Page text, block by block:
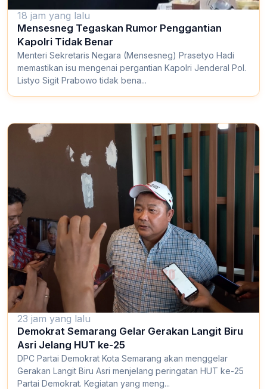
18 jam yang lalu
Mensesneg Tegaskan Rumor Penggantian
Kapolri Tidak Benar
Menteri Sekretaris Negara (Mensesneg) Prasetyo Hadi
memastikan isu mengenai pergantian Kapolri Jenderal Pol.
Listyo Sigit Prabowo tidak bena...
23 jam yang lalu
Demokrat Semarang Gelar Gerakan Langit Biru
Asri Jelang HUT ke-25
DPC Partai Demokrat Kota Semarang akan menggelar
Gerakan Langit Biru Asri menjelang peringatan HUT ke-25
Partai Demokrat. Kegiatan yang meng...